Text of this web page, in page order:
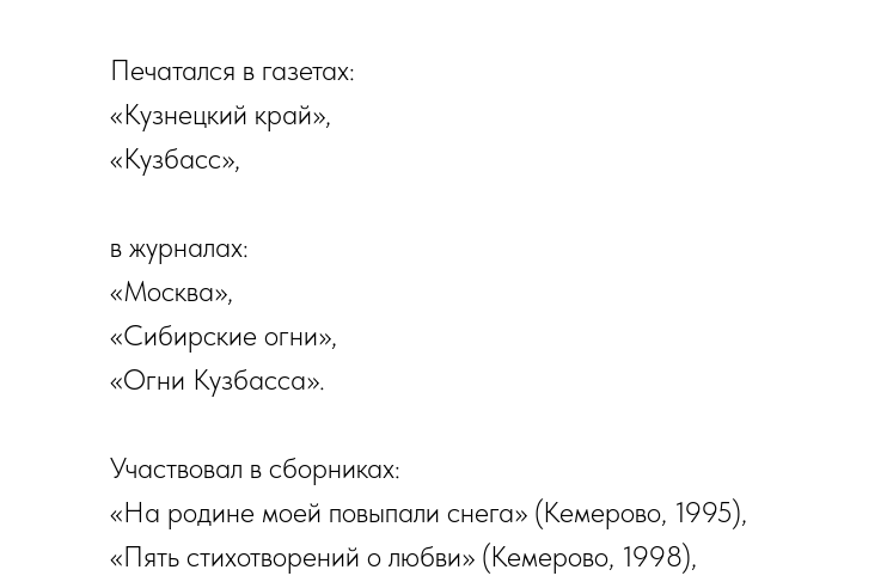
Печатался в газетах:
«Кузнецкий край»,
«Кузбасс»,
в журналах:
«Москва»,
«Сибирские огни»,
«Огни Кузбасса».
Участвовал в сборниках:
«На родине моей повыпали снега» (Кемерово, 1995),
«Пять стихотворений о любви» (Кемерово, 1998),